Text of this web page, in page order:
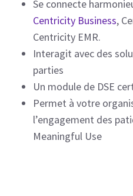
Se connecte
Centricity Business,
Centricity EMR.
Interagit avec des
parties
Un module de DSE
Permet à votre
l’engagement des
Meaningful Use